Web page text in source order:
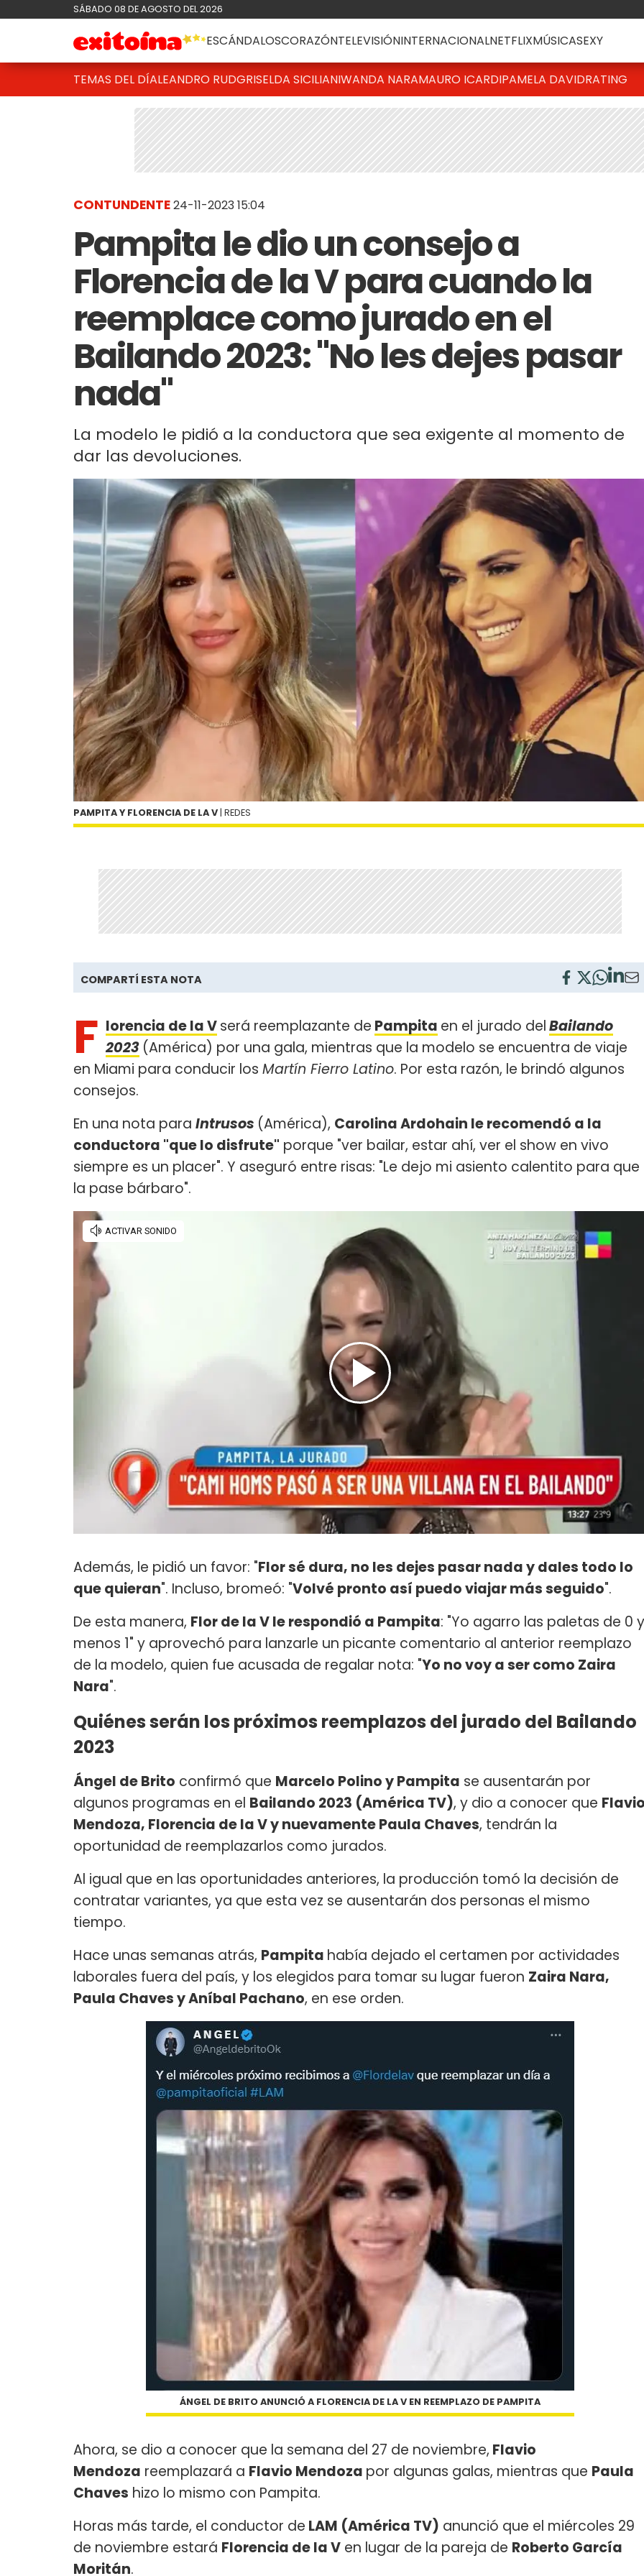
SÁBADO 08 DE AGOSTO DEL 2026
ESCÁNDALOSCORAZÓNTELEVISIÓNINTERNACIONALNETFLIXMÚSICASEXY
TEMAS DEL DÍALEANDRO RUDGRISELDA SICILIANIWANDA NARAMAURO ICARDIPAMELA DAVIDRATING
CONTUNDENTE24-11-2023 15:04
Pampita le dio un consejo a
Florencia de la V para cuando la
reemplace como jurado en el
Bailando 2023: "No les dejes pasar
nada"
La modelo le pidió a la conductora que sea exigente al momento de
dar las devoluciones.
PAMPITA Y FLORENCIA DE LA V | REDES
COMPARTÍ ESTA NOTA
F lorencia de la Vserá reemplazante de Pampita en el jurado delBailando
2023 (América) por una gala, mientras que la modelo se encuentra de viaje
en Miami para conducir los Martín Fierro Latino. Por esta razón, le brindó algunos
consejos.
En una nota para Intrusos (América), Carolina Ardohain le recomendó a la
conductora "que lo disfrute" porque "ver bailar, estar ahí, ver el show en vivo
siempre es un placer". Y aseguró entre risas: "Le dejo mi asiento calentito para que
la pase bárbaro".
Además, le pidió un favor: "Flor sé dura, no les dejes pasar nada y dales todo lo
que quieran". Incluso, bromeó: "Volvé pronto así puedo viajar más seguido".
De esta manera, Flor de la V le respondió a Pampita: "Yo agarro las paletas de 0 y
menos 1" y aprovechó para lanzarle un picante comentario al anterior reemplazo
de la modelo, quien fue acusada de regalar nota: "Yo no voy a ser como Zaira
Nara".
Quiénes serán los próximos reemplazos del jurado del Bailando
2023
Ángel de Brito confirmó que Marcelo Polino y Pampita se ausentarán por
algunos programas en el Bailando 2023 (América TV), y dio a conocer que
Mendoza, Florencia de la V y nuevamente Paula Chaves, tendrán la
oportunidad de reemplazarlos como jurados.
Al igual que en las oportunidades anteriores, la producción tomó la decisión de
contratar variantes, ya que esta vez se ausentarán dos personas el mismo
tiempo.
Hace unas semanas atrás, Pampita había dejado el certamen por actividades
laborales fuera del país, y los elegidos para tomar su lugar fueron Zaira Nara,
Paula Chaves y Aníbal Pachano, en ese orden.
ÁNGEL DE BRITO ANUNCIÓ A FLORENCIA DE LA V EN REEMPLAZO DE PAMPITA
Ahora, se dio a conocer que la semana del 27 de noviembre, Flavio
Mendoza reemplazará a Flavio Mendoza por algunas galas, mientras que Paula
Chaves hizo lo mismo con Pampita.
Horas más tarde, el conductor de LAM (América TV) anunció que el miércoles 29
de noviembre estará Florencia de la V en lugar de la pareja de Roberto García
Moritán.